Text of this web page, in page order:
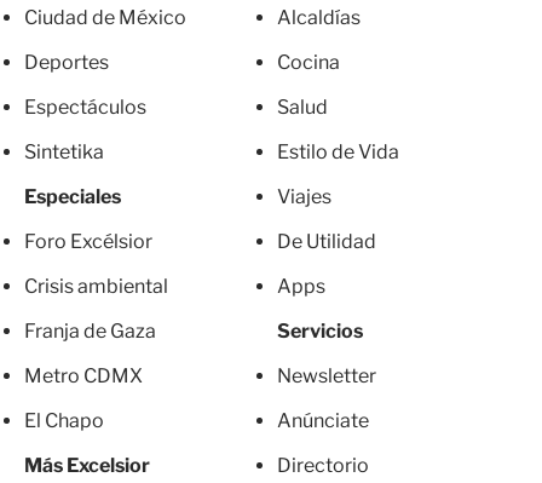
Ciudad de México
Deportes
Espectáculos
Sintetika
Especiales
Foro Excélsior
Crisis ambiental
Franja de Gaza
Metro CDMX
El Chapo
Más Excelsior
Alcaldías
Cocina
Salud
Estilo de Vida
Viajes
De Utilidad
Apps
Servicios
Newsletter
Anúnciate
Directorio